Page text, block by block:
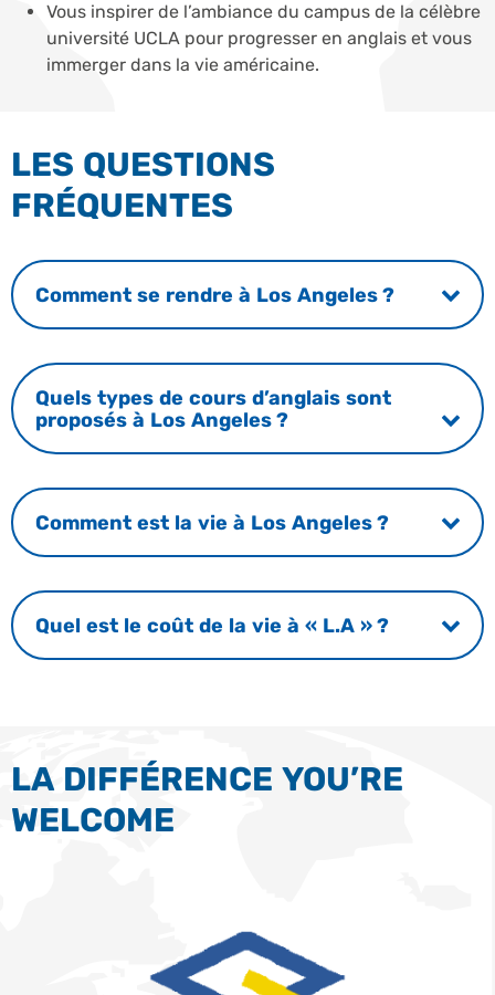
Vous inspirer de l’ambiance du campus de la célèbre
université UCLA pour progresser en anglais et vous
immerger dans la vie américaine.
LES QUESTIONS
FRÉQUENTES
Comment se rendre à Los Angeles ?
Quels types de cours d’anglais sont
proposés à Los Angeles ?
Comment est la vie à Los Angeles ?
Quel est le coût de la vie à « L.A » ?
LA DIFFÉRENCE YOU’RE
WELCOME